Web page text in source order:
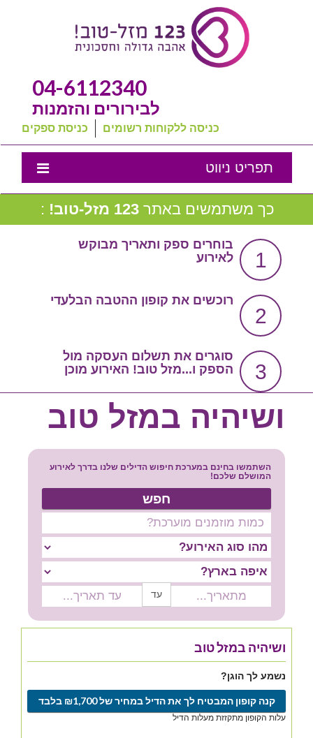
04-6112340
לבירורים והזמנות
כניסת ספקים כניסה ללקוחות רשומים
תפריט ניווט
אמנת השירות
נבחרת המומלצים שלנו
טיפים לחתונה
צור קשר
סרטון הסבר
כך משתמשים באתר 123 מזל-טוב! :
1
בוחרים ספק ותאריך מבוקש
לאירוע
2
רוכשים את קופון ההטבה הבלעדי
3
סוגרים את תשלום העסקה מול
הספק ו...מזל טוב! האירוע מוכן
ושיהיה במזל טוב
השתמשו בחינם במערכת חיפוש הדילים שלנו בדרך לאירוע
המושלם שלכם!
חפש
עד
ושיהיה במזל טוב
נשמע לך הוגן?
קנה קופון המבטיח לך את הדיל במחיר של ₪1,700 בלבד
עלות הקופון מתקזזת מעלות הדיל